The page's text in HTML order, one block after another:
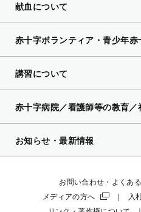
献血について
赤十字ボランティア・青少年赤
講習について
赤十字病院／看護師等の教育／
お知らせ・最新情報
お問い合わせ・よくあ
メディアの方へ
入